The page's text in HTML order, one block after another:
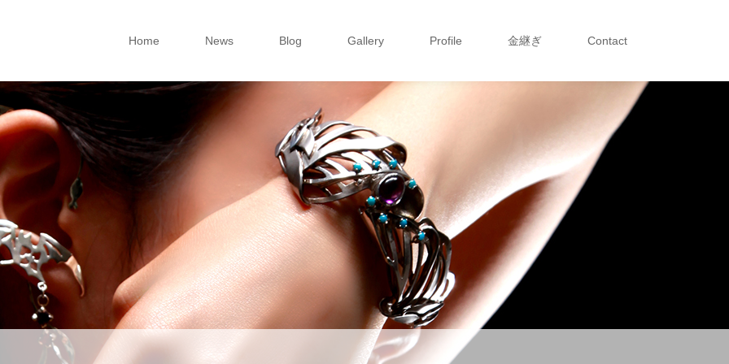
Home News Blog Gallery Profile 金継ぎ Contact